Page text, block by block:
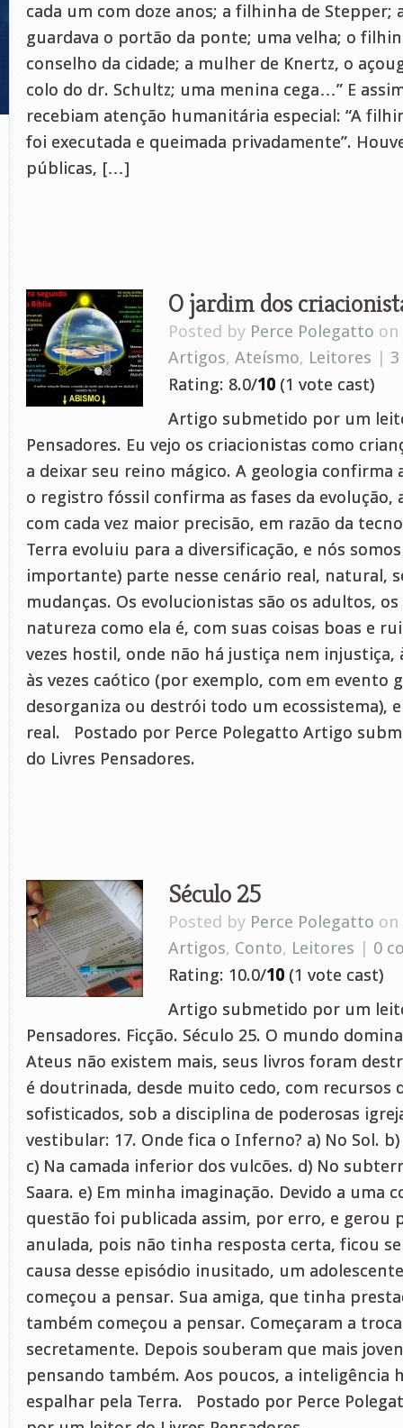
cada um com doze anos; a filhinha de Stepper;
guardava o portão da ponte; uma velha; o
conselho da cidade; a mulher de Knertz, o
colo do dr. Schultz; uma menina cega…” E
recebiam atenção humanitária especial: “A
foi executada e queimada privadamente”.
públicas, […]
O jardim dos
Posted by Perce Polegatto on
Artigos, Ateísmo, Leitores |
Rating: 8.0/10 (1 vote cast)
Artigo submetido por um
Pensadores. Eu vejo os criacionistas como
a deixar seu reino mágico. A geologia confirma
o registro fóssil confirma as fases da evolução,
com cada vez maior precisão, em razão da
Terra evoluiu para a diversificação, e nós
importante) parte nesse cenário real, natural,
mudanças. Os evolucionistas são os adultos,
natureza como ela é, com suas coisas boas e
vezes hostil, onde não há justiça nem injustiça,
às vezes caótico (por exemplo, com em evento
desorganiza ou destrói todo um ecossistema),
real. Postado por Perce Polegatto Artigo
do Livres Pensadores.
Século 25
Posted by Perce Polegatto on
Artigos, Conto, Leitores | 0
Rating: 10.0/10 (1 vote cast)
Artigo submetido por um
Pensadores. Ficção. Século 25. O mundo
Ateus não existem mais, seus livros foram
é doutrinada, desde muito cedo, com recursos
sofisticados, sob a disciplina de poderosas
vestibular: 17. Onde fica o Inferno? a) No Sol.
c) Na camada inferior dos vulcões. d) No
Saara. e) Em minha imaginação. Devido a uma
questão foi publicada assim, por erro, e gerou
anulada, pois não tinha resposta certa, ficou
causa desse episódio inusitado, um
começou a pensar. Sua amiga, que tinha
também começou a pensar. Começaram a
secretamente. Depois souberam que mais
pensando também. Aos poucos, a inteligência
espalhar pela Terra. Postado por Perce